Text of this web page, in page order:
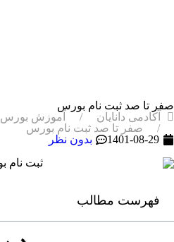
صفر تا صد ثبت نام بورس
آکادمی دانایان
آموزش بورس
صفر تا صد ثبت نام بورس
1401-08-29
بدون نظر
فهرست مطالب